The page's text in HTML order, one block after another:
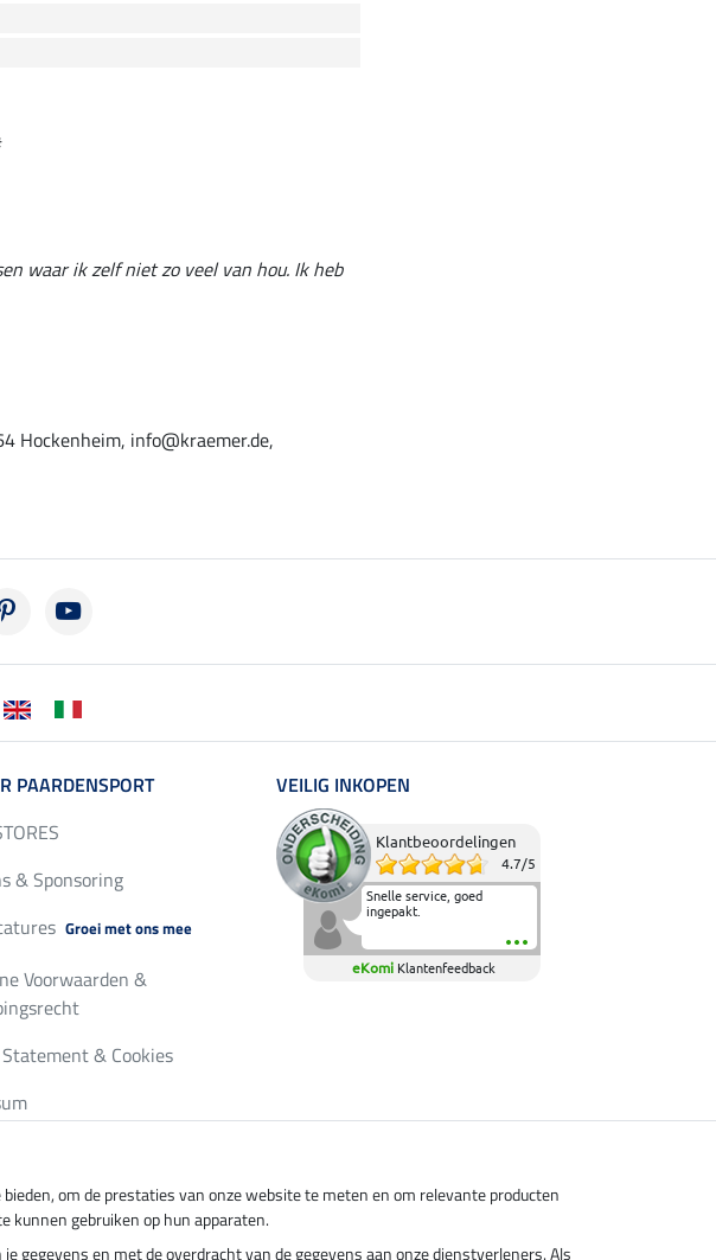
waar ik zelf niet zo veel van hou. Ik heb
Hockenheim, info@kraemer.de,
PAARDENSPORT
& Sponsoring
Groei met ons mee
Voorwaarden &
& Cookies
VEILIG INKOPEN
Klantbeoordelingen
4.7/5
Snelle service, goed
ingepakt.
eKomi Klantenfeedback
met
om de prestaties van onze website te meten en om relevante producten
kunnen gebruiken op hun apparaten.
gegevens en met de overdracht van de gegevens aan onze dienstverleners. Als